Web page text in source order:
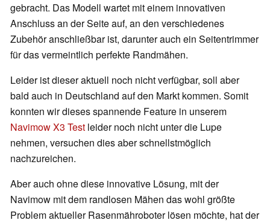
gebracht. Das Modell wartet mit einem innovativen
Anschluss an der Seite auf, an den verschiedenes
Zubehör anschließbar ist, darunter auch ein Seitentrimmer
für das vermeintlich perfekte Randmähen.
Leider ist dieser aktuell noch nicht verfügbar, soll aber
bald auch in Deutschland auf den Markt kommen. Somit
konnten wir dieses spannende Feature in unserem
Navimow X3 Test leider noch nicht unter die Lupe
nehmen, versuchen dies aber schnellstmöglich
nachzureichen.
Aber auch ohne diese innovative Lösung, mit der
Navimow mit dem randlosen Mähen das wohl größte
Problem aktueller Rasenmähroboter lösen möchte, hat der